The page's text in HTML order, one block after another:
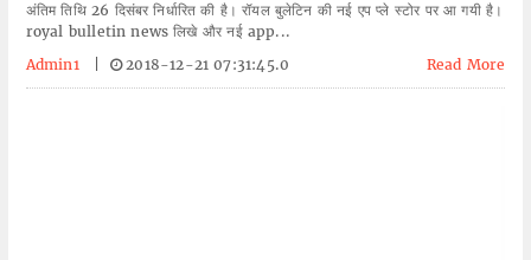
अंतिम तिथि 26 दिसंबर निर्धारित की है। रॉयल बुलेटिन की नई एप प्ले स्टोर पर आ गयी है।
royal bulletin news लिखे और नई app...
Admin1
2018-12-21 07:31:45.0 Read More